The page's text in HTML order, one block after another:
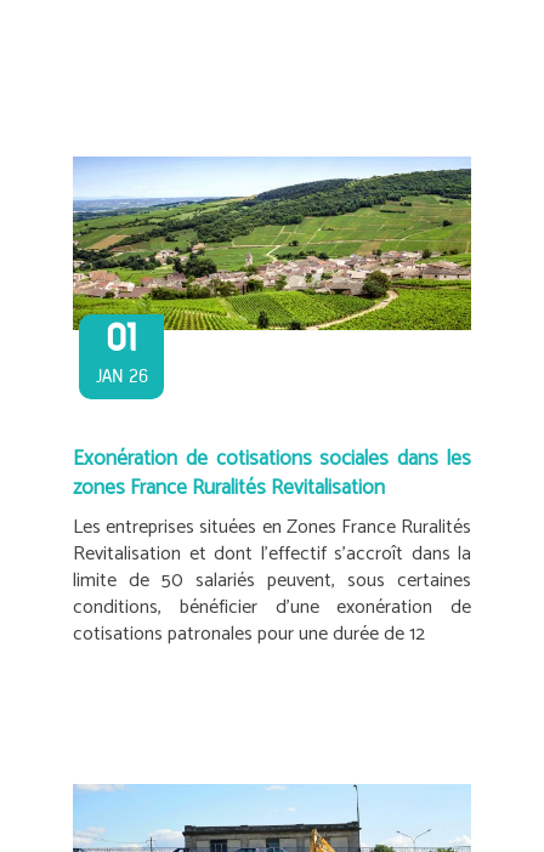
01
JAN 26
Exonération de cotisations sociales dans les
zones France Ruralités Revitalisation
Les entreprises situées en Zones France Ruralités
Revitalisation et dont l’effectif s’accroît dans la
limite de 50 salariés peuvent, sous certaines
conditions, bénéficier d’une exonération de
cotisations patronales pour une durée de 12